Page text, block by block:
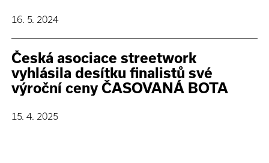
16. 5. 2024
Česká asociace streetwork
vyhlásila desítku finalistů své
výroční ceny ČASOVANÁ BOTA
15. 4. 2025